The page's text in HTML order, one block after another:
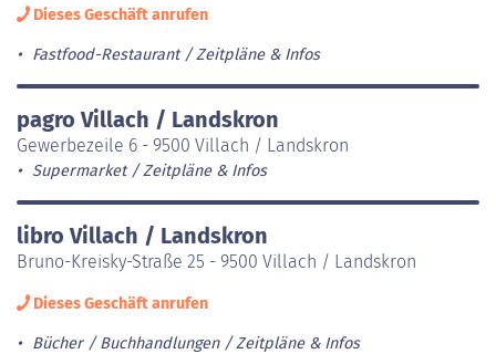
Dieses Geschäft anrufen
Fastfood-Restaurant Zeitpläne & Infos
pagro Villach / Landskron
Gewerbezeile 6 - 9500 Villach / Landskron
Supermarket Zeitpläne & Infos
libro Villach / Landskron
Bruno-Kreisky-Straße 25 - 9500 Villach / Landskron
Dieses Geschäft anrufen
Bücher / Buchhandlungen Zeitpläne & Infos